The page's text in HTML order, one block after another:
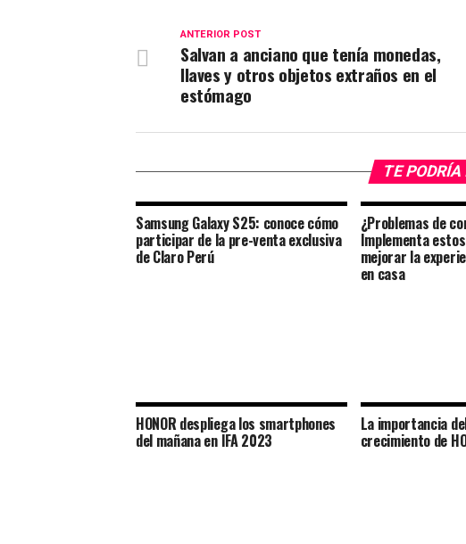
ANTERIOR POST
Salvan a anciano que tenía monedas,
llaves y otros objetos extraños en el
estómago
TE
Samsung Galaxy S25: conoce cómo
participar de la pre-venta exclusiva
de Claro Perú
¿Problemas de
Implementa
mejorar la
en casa
HONOR despliega los smartphones
del mañana en IFA 2023
La importancia
crecimiento de